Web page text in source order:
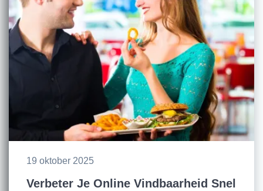
19 oktober 2025
Verbeter Je Online Vindbaarheid Snel